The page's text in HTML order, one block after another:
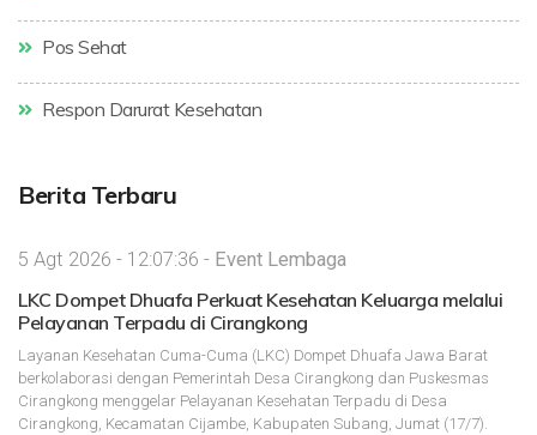
Pos Sehat
Respon Darurat Kesehatan
Berita Terbaru
5 Agt 2026 - 12:07:36 - Event Lembaga
LKC Dompet Dhuafa Perkuat Kesehatan Keluarga melalui
Pelayanan Terpadu di Cirangkong
Layanan Kesehatan Cuma-Cuma (LKC) Dompet Dhuafa Jawa Barat
berkolaborasi dengan Pemerintah Desa Cirangkong dan Puskesmas
Cirangkong menggelar Pelayanan Kesehatan Terpadu di Desa
Cirangkong, Kecamatan Cijambe, Kabupaten Subang, Jumat (17/7).